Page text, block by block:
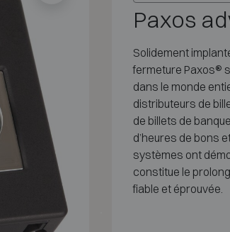
Paxos
Solidement
fermeture Paxos®
dans le monde
distributeurs de
de billets de
d’heures de bons
systèmes ont
constitue le
fiable et éprouvée.